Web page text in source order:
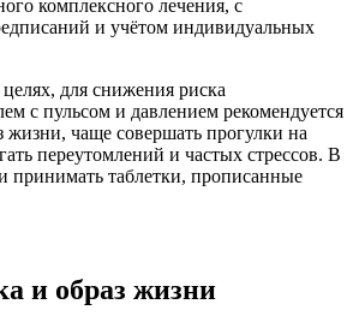
комплексного лечения, с
и учётом индивидуальных
для снижения риска
с пульсом и давлением рекомендуется
жизни, чаще совершать прогулки на
переутомлений и частых стрессов. В
принимать таблетки, прописанные
и образ жизни